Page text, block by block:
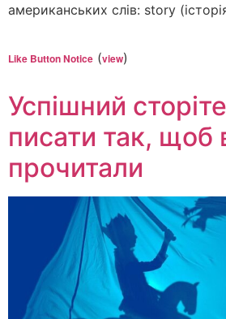
американських слів: story
Like Button Notice (view)
Успішний
писати так, щоб
прочитали